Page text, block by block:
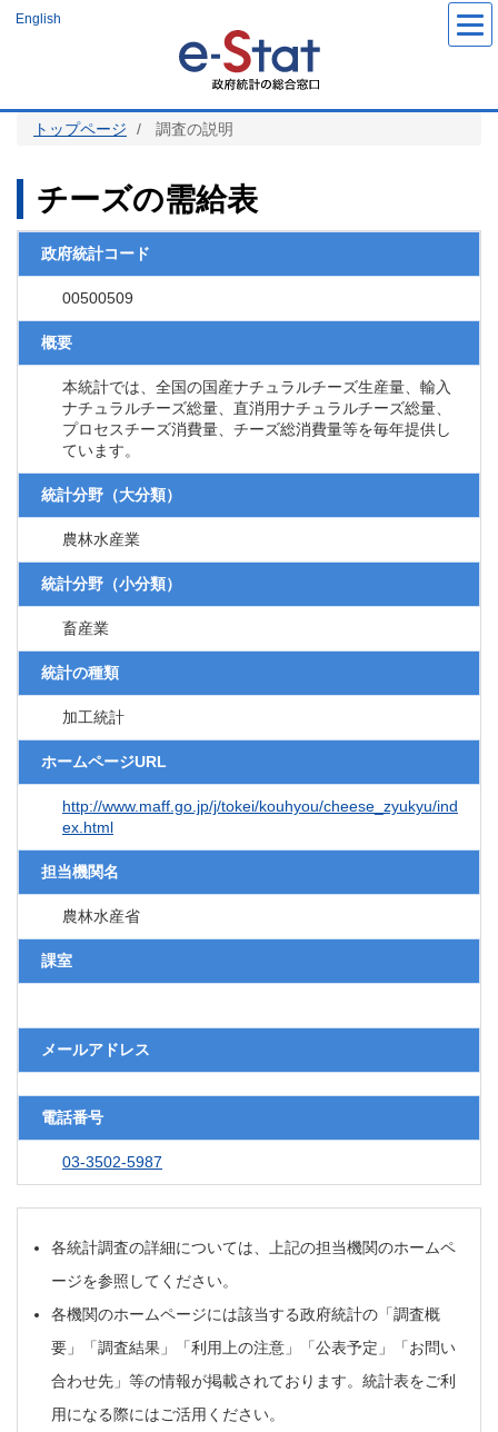
ツ
English
トップページ 調査の説明
チーズの需給表
政府統計コード
00500509
概要
本統計では、全国の国産ナチュラルチーズ生産量、輸入
ナチュラルチーズ総量、直消用ナチュラルチーズ総量、
プロセスチーズ消費量、チーズ総消費量等を毎年提供し
ています。
統計分野（大分類）
農林水産業
統計分野（小分類）
畜産業
統計の種類
加工統計
ホームページURL
http://www.maff.go.jp/j/tokei/kouhyou/cheese_zyukyu/ind
ex.html
担当機関名
農林水産省
課室
メールアドレス
電話番号
03-3502-5987
各統計調査の詳細については、上記の担当機関のホームペ
ージを参照してください。
各機関のホームページには該当する政府統計の「調査概
要」「調査結果」「利用上の注意」「公表予定」「お問い
合わせ先」等の情報が掲載されております。統計表をご利
用になる際にはご活用ください。